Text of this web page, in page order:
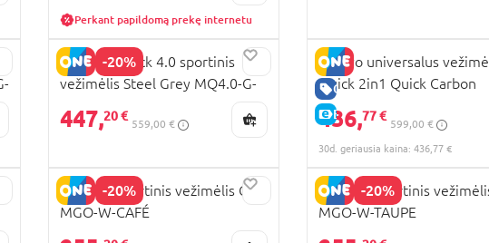
Perkant papildomą prekę internetu
-20%
MUUVO Quick 4.0 sportinis
vežimėlis Steel Grey MQ4.0-G-
447,20 €
559,00 €
GERA KAINA
E-KAINA
Muuvo universalus
Quick 2in1 Quick Carbon
Graphite, MQ-W-CAR-GR-
SET
436,77 €
599,00 €
30d. geriausia kaina: 436,77 €
-20%
MUUVO sportinis vežimėlis GO,
MGO-W-CAFÉ
-20%
MUUVO sportinis
MGO-W-TAUPE